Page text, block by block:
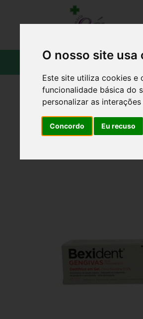
O nosso site usa
Este site utiliza cookies e
funcionalidade básica do
personalizar as
Concordo Eu recuso
CATÁLOGO